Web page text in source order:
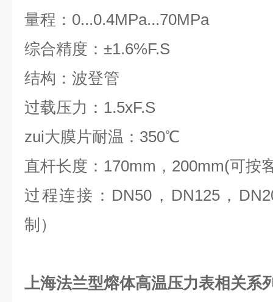
量程：0...0.4MPa...70MPa
综合精度：±1.6%F.S
结构：波登管
过载压力：1.5xF.S
zui大膜片耐温：350℃
直杆长度：170mm，200mm(可按
过程连接：DN50，DN125，
制）
上海法兰型熔体高温压力表相关系